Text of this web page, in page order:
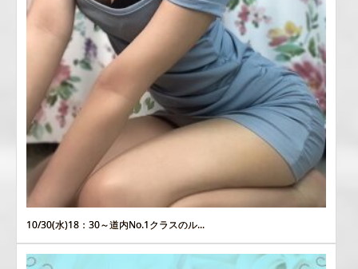
10/30(水)18：30～道内No.1クラスのル...